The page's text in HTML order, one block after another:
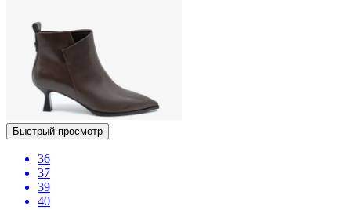
Быстрый просмотр
36
37
39
40